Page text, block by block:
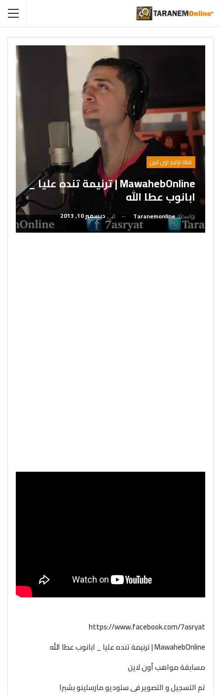
قناة ترانيم اون لاين
MawahebOnline | ترنيمة تنده عليا _
ابانوب عطا الله
بواسطةTaranemonline في ديسمبر 10, 2013
https://www.facebook.com/7asryat
MawahebOnline | ترنيمة تنده عليا _ ابانوب عطا الله
مسابقة مواهب أون لاين
تم التسجيل و التصوير فى ستوديو مارسلينو بشبرا